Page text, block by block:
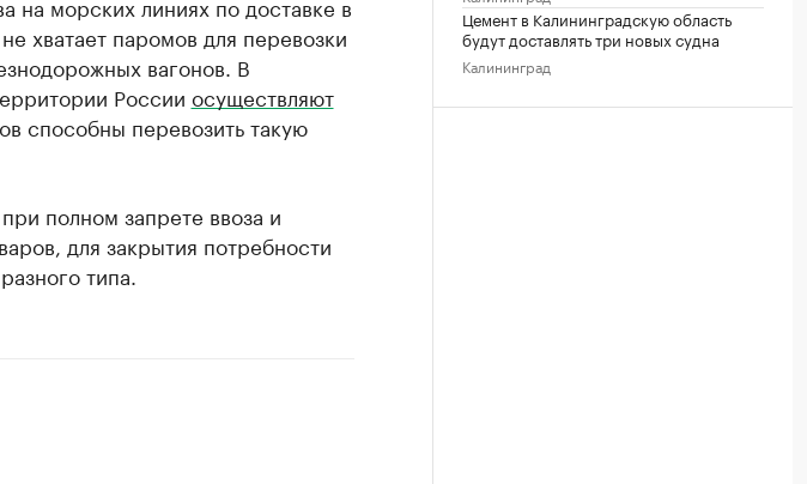
хватает паромов для перевозки
вагонов. В
России осуществляют
способны перевозить такую
полном запрете ввоза и
для закрытия потребности
типа.
Цемент в Калининградскую область
будут доставлять три новых судна
Калининград